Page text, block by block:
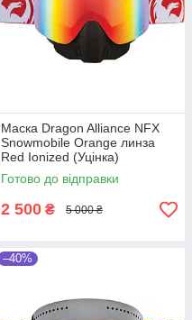
Маска Dragon Alliance NFX
Snowmobile Orange линза
Red Ionized (Уцінка)
Готово до відправки
2 500 ₴ 5 000 ₴
–40%